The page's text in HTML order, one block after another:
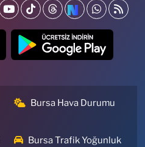
Bursa Hava Durumu
Bursa Trafik Yoğunluk